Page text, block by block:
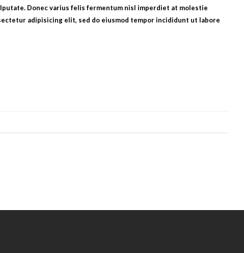
Donec varius felis fermentum nisl imperdiet at molestie
adipisicing elit, sed do eiusmod tempor incididunt ut labore